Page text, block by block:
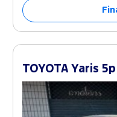
TOYOTA Yaris